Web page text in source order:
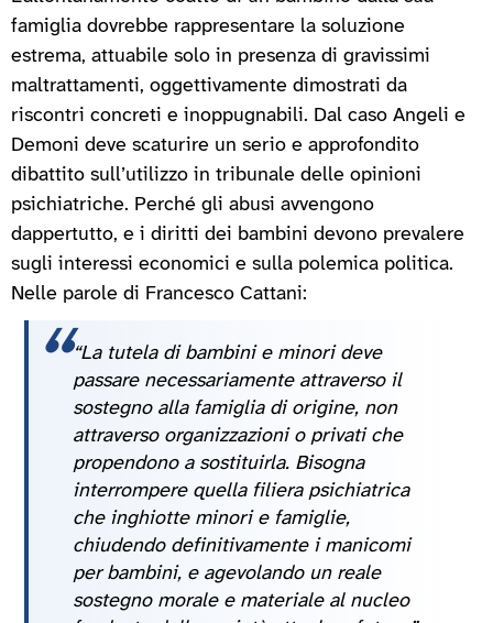
famiglia dovrebbe rappresentare la soluzione
estrema, attuabile solo in presenza di gravissimi
maltrattamenti, oggettivamente dimostrati da
riscontri concreti e inoppugnabili. Dal caso Angeli e
Demoni deve scaturire un serio e approfondito
dibattito sull’utilizzo in tribunale delle opinioni
psichiatriche. Perché gli abusi avvengono
dappertutto, e i diritti dei bambini devono prevalere
sugli interessi economici e sulla polemica politica.
Nelle parole di Francesco Cattani:
“La tutela di bambini e minori deve
passare necessariamente attraverso il
sostegno alla famiglia di origine, non
attraverso organizzazioni o privati che
propendono a sostituirla. Bisogna
interrompere quella filiera psichiatrica
che inghiotte minori e famiglie,
chiudendo definitivamente i manicomi
per bambini, e agevolando un reale
sostegno morale e materiale al nucleo